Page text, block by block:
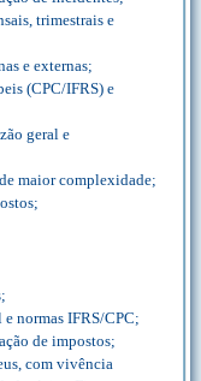
trimestrais e
e externas;
(CPC/IFRS) e
geral e
maior complexidade;
normas IFRS/CPC;
de impostos;
com vivência